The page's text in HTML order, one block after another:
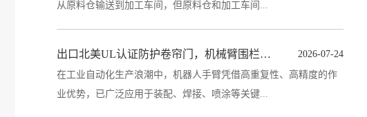
从原料仓输送到加工车间，但原料仓和加工车间...
出口北美UL认证防护卷帘门，机械臂围栏专用，安全合规通行北美
2026-07-24
在工业自动化生产浪潮中，机器人手臂凭借高重复性、高精度的作
业优势，已广泛应用于装配、焊接、喷涂等关键...